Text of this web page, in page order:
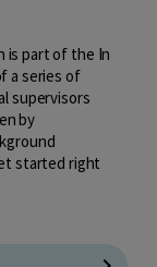
is part of the In
a series of
supervisors
by
started right